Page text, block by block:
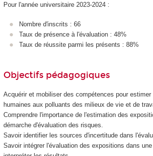
Pour l'année universitaire 2023-2024 :
Nombre d'inscrits : 66
Taux de présence à l'évaluation : 48%
Taux de réussite parmi les présents : 88%
Objectifs pédagogiques
Acquérir et mobiliser des compétences pour
humaines aux polluants des milieux de vie et de
Comprendre l'importance de l'estimation des
démarche d'évaluation des risques.
Savoir identifier les sources d'incertitude dans
Savoir intégrer l'évaluation des expositions dans